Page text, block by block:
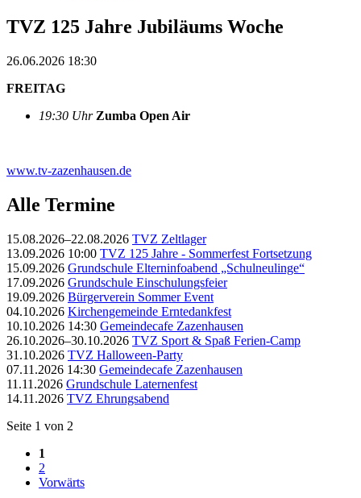
TVZ 125 Jahre Jubiläums Woche
26.06.2026 18:30
FREITAG
19:30 Uhr Zumba Open Air
www.tv-zazenhausen.de
Alle Termine
15.08.2026–22.08.2026 TVZ Zeltlager
13.09.2026 10:00 TVZ 125 Jahre - Sommerfest Fortsetzung
15.09.2026 Grundschule Elterninfoabend „Schulneulinge“
17.09.2026 Grundschule Einschulungsfeier
19.09.2026 Bürgerverein Sommer Event
04.10.2026 Kirchengemeinde Erntedankfest
10.10.2026 14:30 Gemeindecafe Zazenhausen
26.10.2026–30.10.2026 TVZ Sport & Spaß Ferien-Camp
31.10.2026 TVZ Halloween-Party
07.11.2026 14:30 Gemeindecafe Zazenhausen
11.11.2026 Grundschule Laternenfest
14.11.2026 TVZ Ehrungsabend
Seite 1 von 2
1
2
Vorwärts